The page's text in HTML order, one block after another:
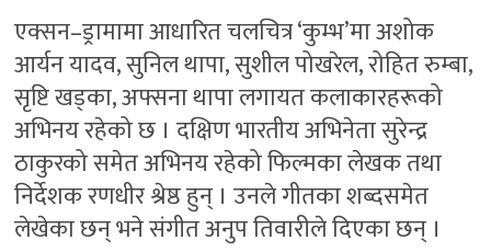
एक्सन–ड्रामामा आधारित चलचित्र ‘कुम्भ’मा अशोक
आर्यन यादव, सुनिल थापा, सुशील पोखरेल, रोहित रुम्बा,
सृष्टि खड्का, अफ्सना थापा लगायत कलाकारहरूको
अभिनय रहेको छ । दक्षिण भारतीय अभिनेता सुरेन्द्र
ठाकुरको समेत अभिनय रहेको फिल्मका लेखक तथा
निर्देशक रणधीर श्रेष्ठ हुन् । उनले गीतका शब्दसमेत
लेखेका छन् भने संगीत अनुप तिवारीले दिएका छन् ।